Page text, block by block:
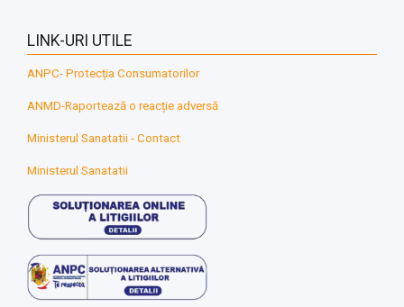
LINK-URI UTILE
ANPC- Protecția Consumatorilor
ANMD-Raportează o reacție adversă
Ministerul Sanatatii - Contact
Ministerul Sanatatii